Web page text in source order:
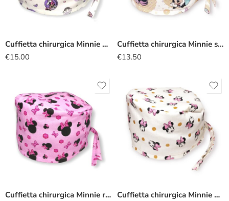
Cuffietta chirurgica Minnie unicorni bianco
€15.00
Cuffietta chirurgica Minnie sirena
€13.50
Cuffietta chirurgica Minnie rosa
Cuffietta chirurgica Minnie pois